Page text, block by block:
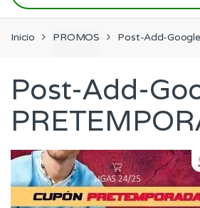
Inicio PROMOS Post-Add-
Post-Add-